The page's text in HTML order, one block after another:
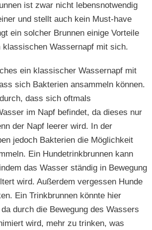
ist zwar nicht lebensnotwendig
und stellt auch kein Must-have
ein solcher Brunnen einige Vorteile
klassischen Wassernapf mit sich.
ein klassischer Wassernapf mit
sich Bakterien ansammeln können.
dass sich oftmals
im Napf befindet, da dieses nur
der Napf leerer wird. In der
jedoch Bakterien die Möglichkeit
Ein Hundetrinkbrunnen kann
das Wasser ständig in Bewegung
wird. Außerdem vergessen Hunde
Ein Trinkbrunnen könnte hier
durch die Bewegung des Wassers
wird, mehr zu trinken, was